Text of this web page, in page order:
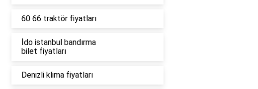
60 66 traktör fiyatları
İdo istanbul bandırma
bilet fiyatları
Denizli klima fiyatları